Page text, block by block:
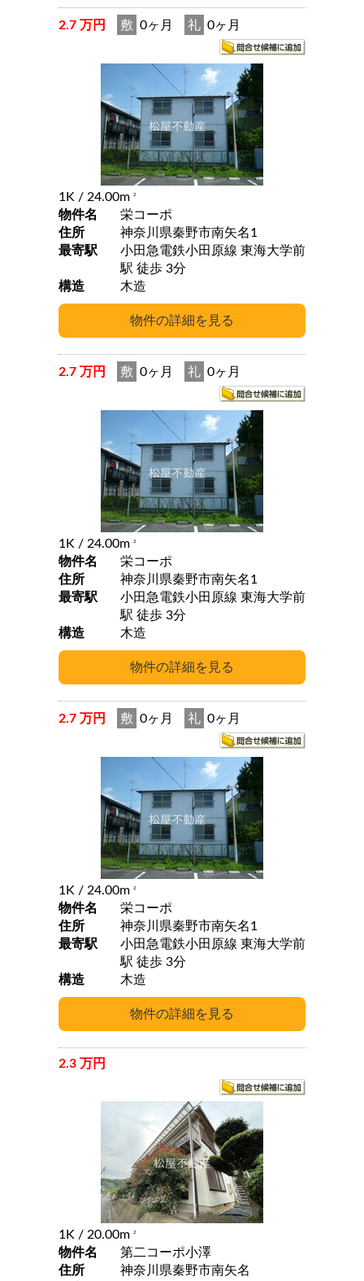
2.7 万円 敷 0ヶ月 礼 0ヶ月
1K / 24.00m 2
物件名
栄コーポ
住所
神奈川県秦野市南矢名1
最寄駅
小田急電鉄小田原線 東海大学前
駅 徒歩 3分
構造
木造
2.7 万円 敷 0ヶ月 礼 0ヶ月
1K / 24.00m 2
物件名
栄コーポ
住所
神奈川県秦野市南矢名1
最寄駅
小田急電鉄小田原線 東海大学前
駅 徒歩 3分
構造
木造
2.7 万円 敷 0ヶ月 礼 0ヶ月
1K / 24.00m 2
物件名
栄コーポ
住所
神奈川県秦野市南矢名1
最寄駅
小田急電鉄小田原線 東海大学前
駅 徒歩 3分
構造
木造
2.3 万円
1K / 20.00m 2
物件名
第二コーポ小澤
住所
神奈川県秦野市南矢名